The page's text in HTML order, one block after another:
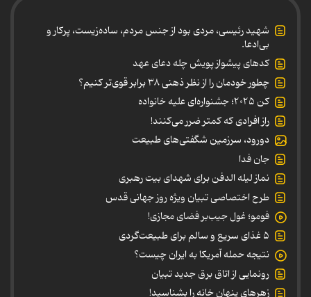
شهید رئیسی، مردی بود از جنس مردم، ساده‌زیست، پرکار و
بی‌ادعا.
کدهای پیشواز پویش چله دعای عهد
چطور خودمان را از نظر ذهنی ۳۸ برابر قوی‌تر کنیم؟
کن ۲۰۲۵؛ جشنواره‌ای علیه خانواده
راز افرادی که کمتر ضرر می‌کنند!
دورود، سرزمین شگفتی‌های طبیعت
جان فدا
نماز لیله الدفن برای شهدای بیت رهبری
طرح اختصاصی تبیان ویژه روز جهانی قدس
فومو؛ غول جیب‌بر فضای مجازی!
۵ غذای سریع و سالم برای طبیعت‌گردی
نتیجه حمله آمریکا به ایران چیست؟
رونمایی از اتاق برق جدید تبیان
زهرهای پنهان خانه را بشناسید!